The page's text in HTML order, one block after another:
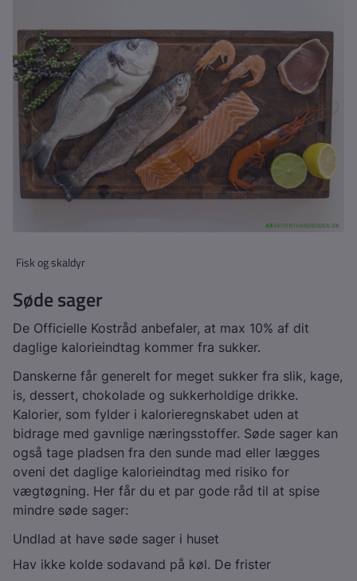
Fisk og skaldyr
Søde sager
De Officielle Kostråd anbefaler, at max 10% af dit
daglige kalorieindtag kommer fra sukker.
Danskerne får generelt for meget sukker fra slik, kage,
is, dessert, chokolade og sukkerholdige drikke.
Kalorier, som fylder i kalorieregnskabet uden at
bidrage med gavnlige næringsstoffer. Søde sager kan
også tage pladsen fra den sunde mad eller lægges
oveni det daglige kalorieindtag med risiko for
vægtøgning. Her får du et par gode råd til at spise
mindre søde sager:
Undlad at have søde sager i huset
Hav ikke kolde sodavand på køl. De frister